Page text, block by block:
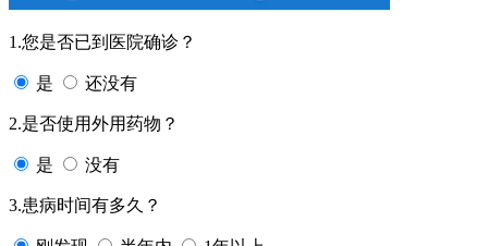
1.您是否已到医院确诊？
是 还没有
2.是否使用外用药物？
是 没有
3.患病时间有多久？